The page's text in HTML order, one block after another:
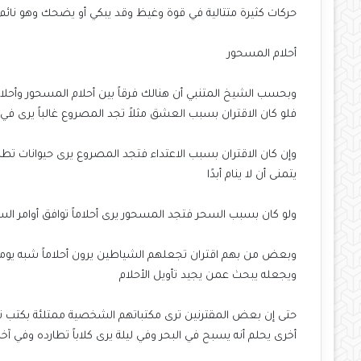
حركات كثيرة متتالية في قوة وغيظ وقد يبكي أو يضحك وهو نائم
أحلام المسحور
وبحسب الشيخ المتنبي أن هنالك فرقاً بين أحلام المسحور
فلو كان الاقتران بسبب العشق مثلاً تجد المصروع غالباً يرى
وإن كان الاقتران بسبب الاعتداء فتجد المصروع يرى
يتمنى أن لا ينام أبدًا
ولو كان بسبب السحر فتجد المسحور يرى أحلاماً توافق أوامر
وبعض من بهم اقتران تجعلهم الشياطين يرون أحلاماً شبه
ويجعله يبحث عمن يجيد تأويل الأحلام
حتى إن بعض المقترنين ترى مكتباتهم الشخصية ممتلئة بكتب
أخرى يحلم أنه يسبح في البحر وفي ليلة يرى كلاباً تطارده